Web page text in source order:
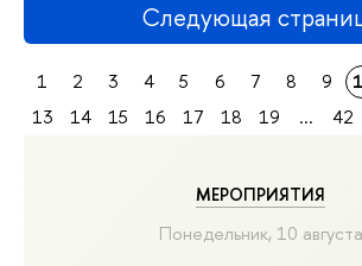
МЕРОПРИЯТИЯ
Понедельник, 10 августа
Следующая
1 2 3 4 5 6 7 8 9
13
14 15 16 17 18 19 ... 42